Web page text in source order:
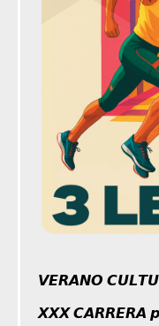
𝙑𝙀𝙍𝘼𝙉𝙊
𝙓𝙓𝙓 𝘾𝘼𝙍𝙍𝙀𝙍𝘼